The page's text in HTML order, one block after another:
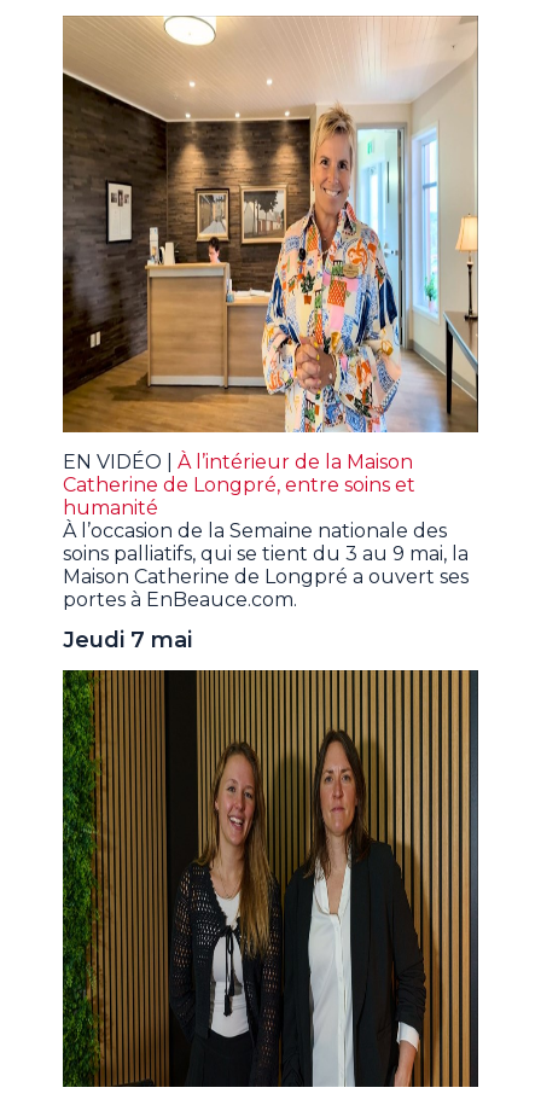
EN VIDÉO |À l’intérieur de la Maison
Catherine de Longpré, entre soins et
humanité
À l’occasion de la Semaine nationale des
soins palliatifs, qui se tient du 3 au 9 mai, la
Maison Catherine de Longpré a ouvert ses
portes à EnBeauce.com.
Jeudi 7 mai